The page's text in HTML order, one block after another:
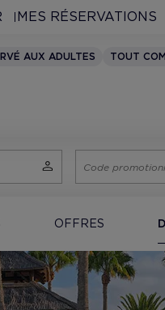
MES RÉSERVATIONS
AUX ADULTES TOUT
OFFRES